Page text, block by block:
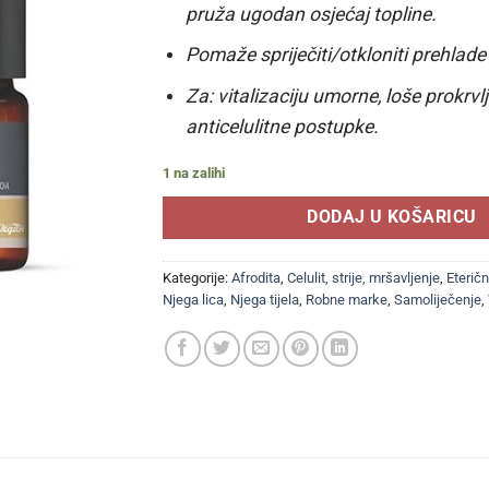
pruža ugodan osjećaj topline.
Pomaže spriječiti/otkloniti
Za: vitalizaciju umorne, loše
anticelulitne postupke.
1 na zalihi
DODAJ U KOŠARICU
Kategorije: Afrodita, Celulit, strije, mršavljenje,
Njega lica, Njega tijela, Robne marke, Samoliječenje,